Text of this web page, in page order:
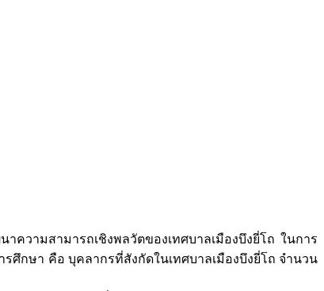
ความสามารถเชิงพลวัตของเทศบาลเมืองบึงยี่โถ ในการ
ารศึกษา คือ บุคลากรที่สังกัดในเทศบาลเมืองบึงยี่โถ จำนวน